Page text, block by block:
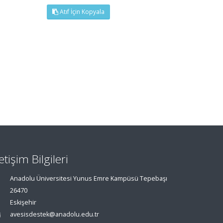
Atıf İçin Kopyala
Bilgileri
Anadolu Üniversitesi Yunus Emre Kampüsü Tepebaşı
26470
Eskişehir
avesisdestek@anadolu.edu.tr